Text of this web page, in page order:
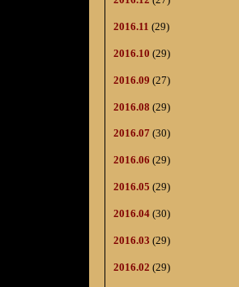
2016.11 (29)
2016.10 (29)
2016.09 (27)
2016.08 (29)
2016.07 (30)
2016.06 (29)
2016.05 (29)
2016.04 (30)
2016.03 (29)
2016.02 (29)